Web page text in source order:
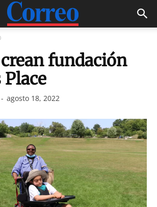
fundación
Place
- agosto 18, 2022